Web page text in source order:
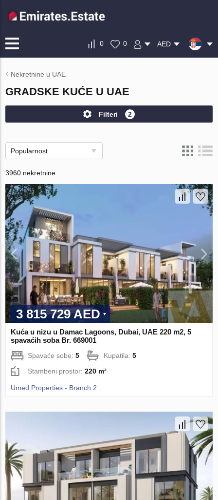
0 0 AED
Nekretnine u UAE
GRADSKE KUĆE U UAE
Filteri 2
Popularnost
3960 nekretnine
3 815 729 AED
Kuća u nizu u Damac Lagoons, Dubai, UAE 220 m2, 5
spavaćih soba Br. 669001
Spavaće sobe:5 Kupatila:5
Stambeni prostor:220 m²
Umed Properties - Branch 2